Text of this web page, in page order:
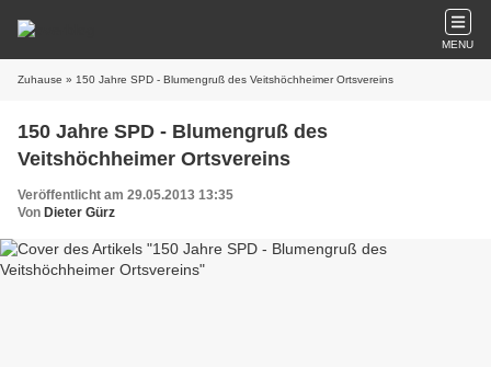
MENU
Zuhause » 150 Jahre SPD - Blumengruß des Veitshöchheimer Ortsvereins
150 Jahre SPD - Blumengruß des
Veitshöchheimer Ortsvereins
Veröffentlicht am 29.05.2013 13:35
Von Dieter Gürz